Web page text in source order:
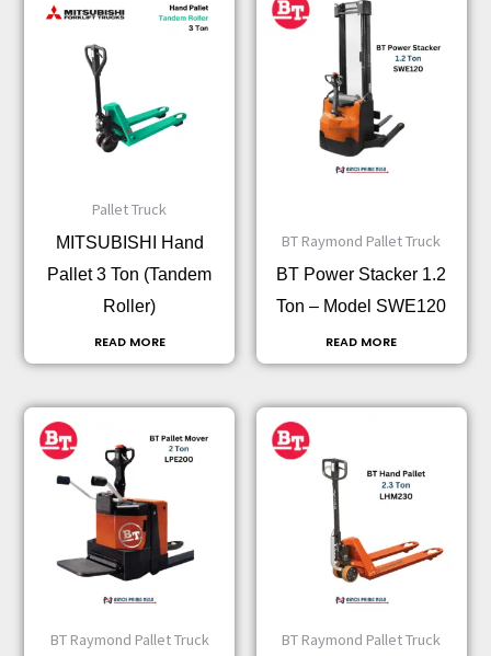
Pallet Truck
MITSUBISHI Hand
Pallet 3 Ton (Tandem
Roller)
READ MORE
BT Raymond Pallet Truck
BT Power Stacker 1.2
Ton – Model SWE120
READ MORE
BT Raymond Pallet Truck BT Raymond Pallet Truck